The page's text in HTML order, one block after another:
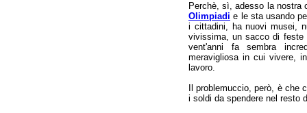
Perchè, sì, adesso la nostra
Olimpiadi e le sta usando
i cittadini, ha nuovi musei,
vivissima, un sacco di feste
vent'anni fa sembra
meravigliosa in cui vivere,
lavoro.
Il problemuccio, però, è che
i soldi da spendere nel resto